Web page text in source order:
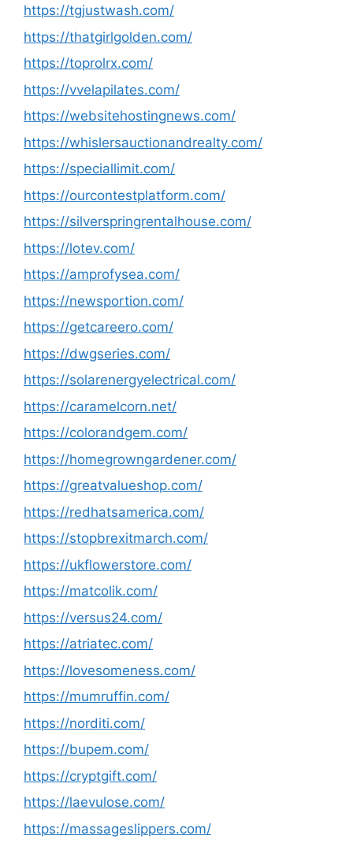
https://tgjustwash.com/
https://thatgirlgolden.com/
https://toprolrx.com/
https://vvelapilates.com/
https://websitehostingnews.com/
https://whislersauctionandrealty.com/
https://speciallimit.com/
https://ourcontestplatform.com/
https://silverspringrentalhouse.com/
https://lotev.com/
https://amprofysea.com/
https://newsportion.com/
https://getcareero.com/
https://dwgseries.com/
https://solarenergyelectrical.com/
https://caramelcorn.net/
https://colorandgem.com/
https://homegrowngardener.com/
https://greatvalueshop.com/
https://redhatsamerica.com/
https://stopbrexitmarch.com/
https://ukflowerstore.com/
https://matcolik.com/
https://versus24.com/
https://atriatec.com/
https://lovesomeness.com/
https://mumruffin.com/
https://norditi.com/
https://bupem.com/
https://cryptgift.com/
https://laevulose.com/
https://massageslippers.com/